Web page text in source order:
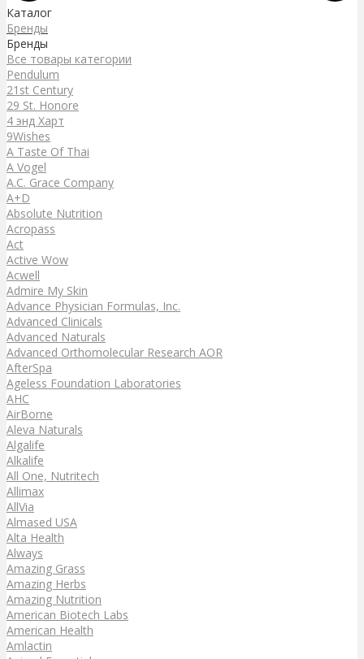
Каталог
Бренды
Бренды
Все товары категории
Pendulum
21st Century
29 St. Honore
4 энд Харт
9Wishes
A Taste Of Thai
A Vogel
A.C. Grace Company
A+D
Absolute Nutrition
Acropass
Act
Active Wow
Acwell
Admire My Skin
Advance Physician Formulas, Inc.
Advanced Clinicals
Advanced Naturals
Advanced Orthomolecular Research AOR
AfterSpa
Ageless Foundation Laboratories
AHC
AirBorne
Aleva Naturals
Algalife
Alkalife
All One, Nutritech
Allimax
AllVia
Almased USA
Alta Health
Always
Amazing Grass
Amazing Herbs
Amazing Nutrition
American Biotech Labs
American Health
Amlactin